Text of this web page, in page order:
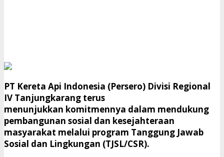
PT Kereta Api Indonesia (Persero) Divisi Regional
IV Tanjungkarang terus
menunjukkan komitmennya dalam mendukung
pembangunan sosial dan kesejahteraan
masyarakat melalui program Tanggung Jawab
Sosial dan Lingkungan (TJSL/CSR).